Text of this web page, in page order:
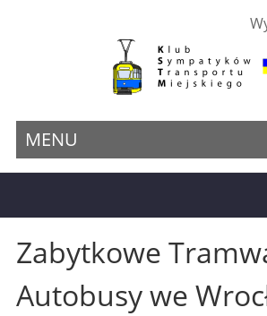
MENU
Zabytkowe
Autobusy we